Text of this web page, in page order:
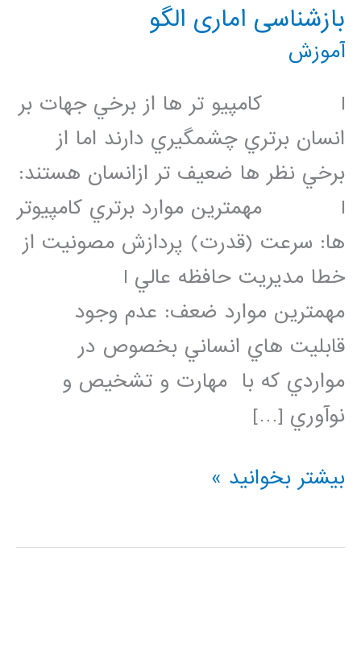
بازشناسی اماری الگو
آموزش
l كامپيو تر ها از برخي جهات بر
انسان برتري چشمگيري دارند اما از
برخي نظر ها ضعيف تر ازانسان هستند:
l مهمترين موارد برتري كامپيوتر
ها: سرعت (قدرت) پردازش مصونيت از
مهمترين موارد ضعف: عدم وجود
قابليت هاي انساني بخصوص در
مواردي كه با مهارت و تشخيص و
نوآوري […]
بازشناسی
الگو
بیشتر بخوانید »